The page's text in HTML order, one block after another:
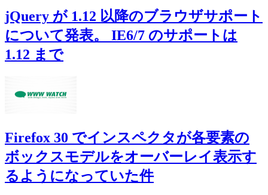
jQuery が 1.12 以降のブラウザサポート
について発表。 IE6/7 のサポートは
1.12 まで
Firefox 30 でインスペクタが各要素の
ボックスモデルをオーバーレイ表示す
るようになっていた件